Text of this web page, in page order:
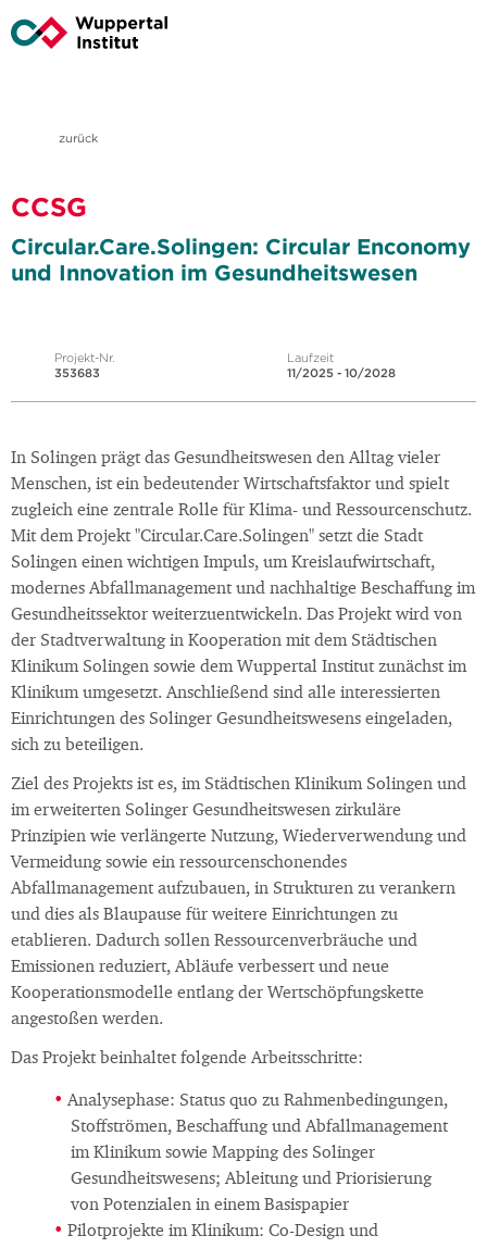
zurück
CCSG
Circular.Care.Solingen: Circular Enconomy
und Innovation im Gesundheitswesen
Projekt-Nr.
353683
Laufzeit
11/2025 - 10/2028
In Solingen prägt das Gesundheitswesen den Alltag vieler
Menschen, ist ein bedeutender Wirtschaftsfaktor und spielt
zugleich eine zentrale Rolle für Klima- und Ressourcenschutz.
Mit dem Projekt "Circular.Care.Solingen" setzt die Stadt
Solingen einen wichtigen Impuls, um Kreislaufwirtschaft,
modernes Abfallmanagement und nachhaltige Beschaffung im
Gesundheitssektor weiterzuentwickeln. Das Projekt wird von
der Stadtverwaltung in Kooperation mit dem Städtischen
Klinikum Solingen sowie dem Wuppertal Institut zunächst im
Klinikum umgesetzt. Anschließend sind alle interessierten
Einrichtungen des Solinger Gesundheitswesens eingeladen,
sich zu beteiligen.
Ziel des Projekts ist es, im Städtischen Klinikum Solingen und
im erweiterten Solinger Gesundheitswesen zirkuläre
Prinzipien wie verlängerte Nutzung, Wiederverwendung und
Vermeidung sowie ein ressourcenschonendes
Abfallmanagement aufzubauen, in Strukturen zu verankern
und dies als Blaupause für weitere Einrichtungen zu
etablieren. Dadurch sollen Ressourcenverbräuche und
Emissionen reduziert, Abläufe verbessert und neue
Kooperationsmodelle entlang der Wertschöpfungskette
angestoßen werden.
Das Projekt beinhaltet folgende Arbeitsschritte:
Analysephase: Status quo zu Rahmenbedingungen,
Stoffströmen, Beschaffung und Abfallmanagement
im Klinikum sowie Mapping des Solinger
Gesundheitswesens; Ableitung und Priorisierung
von Potenzialen in einem Basispapier
Pilotprojekte im Klinikum: Co-Design und